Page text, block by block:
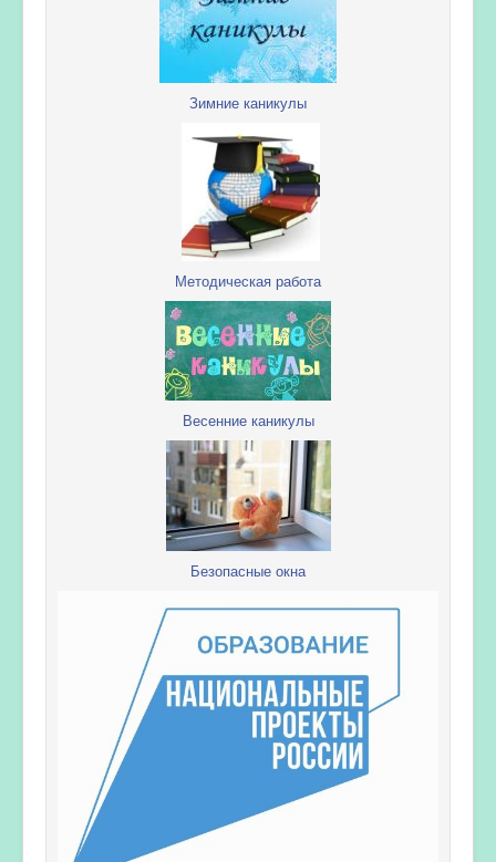
Зимние каникулы
Методическая работа
Весенние каникулы
Безопасные окна